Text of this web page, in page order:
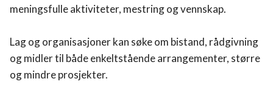
meningsfulle aktiviteter, mestring og vennskap.
Lag og organisasjoner kan søke om bistand, rådgivning
og midler til både enkeltstående arrangementer, større
og mindre prosjekter.